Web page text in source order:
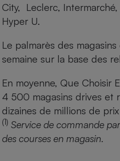
City, Leclerc,
Hyper U.
Le palmarès des
semaine sur la base des
En moyenne, Que Choisir
4 500 magasins drives et
dizaines de millions de
(1) Service de commande
des courses en magasin.